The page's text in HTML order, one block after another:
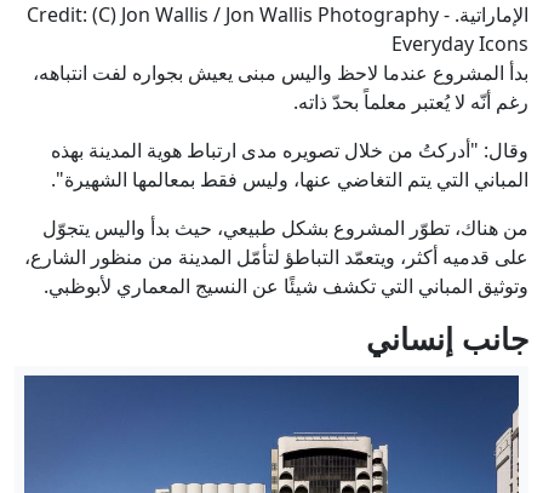
الإماراتية. Credit: (C) Jon Wallis / Jon Wallis Photography -
Everyday Icons
بدأ المشروع عندما لاحظ واليس مبنى يعيش بجواره لفت انتباهه،
رغم أنّه لا يُعتبر معلماً بحدّ ذاته.
وقال: "أدركتُ من خلال تصويره مدى ارتباط هوية المدينة بهذه
المباني التي يتم التغاضي عنها، وليس فقط بمعالمها الشهيرة".
من هناك، تطوّر المشروع بشكل طبيعي، حيث بدأ واليس يتجوّل
على قدميه أكثر، ويتعمّد التباطؤ لتأمّل المدينة من منظور الشارع،
وتوثيق المباني التي تكشف شيئًا عن النسيج المعماري لأبوظبي.
جانب إنساني